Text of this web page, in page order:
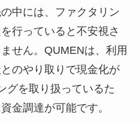
中には、ファクタリン
行っていると不安視さ
せん。QUMENは、利用
のやり取りで現金化が
グを取り扱っているた
金調達が可能です。